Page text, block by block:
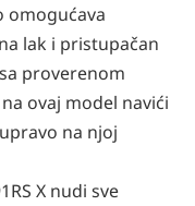
omogućava
lak i pristupačan
proverenom
ovaj model navići
na njoj
X nudi sve